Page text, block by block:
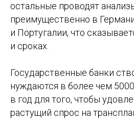
остальные проводят
преимущественно в
и Португалии, что
и сроках.
Государственные банки
нуждаются в более чем
в год для того, чтобы
растущий спрос на